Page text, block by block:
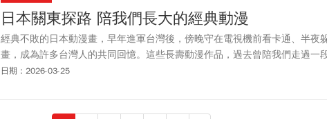
日本關東探路 陪我們長大的經典動漫
經典不敗的日本動漫畫，早年進軍台灣後，傍晚守在電視機前看卡通、半夜
畫，成為許多台灣人的共同回憶。這些長壽動漫作品，過去曾陪我們走過一
多元形式守護著那段記憶。搭上前往日本東京的航班，一場令人沉浸的回憶
日期：2026-03-25